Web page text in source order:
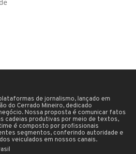
de jornalismo, lançado em
do Cerrado Mineiro, dedicado
Nossa proposta é comunicar fatos
cadeias produtivas por meio de textos,
é composto por profissionais
segmentos, conferindo autoridade e
veiculados em nossos canais.